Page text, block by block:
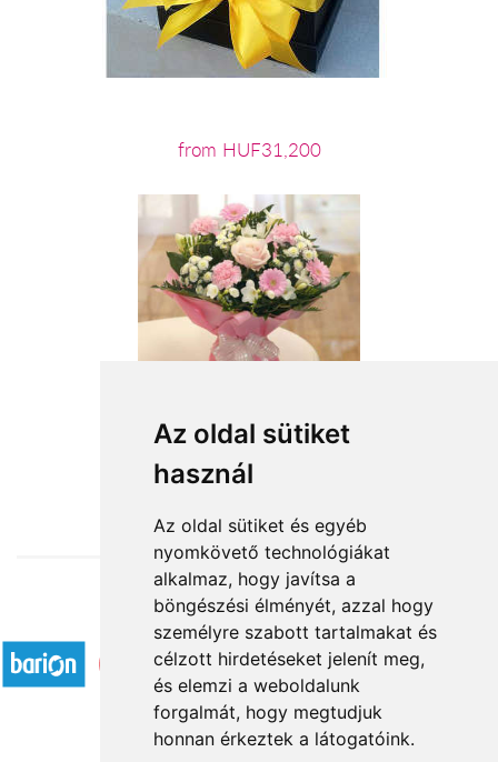
Az oldal sütiket
használ
Az oldal sütiket és egyéb
nyomkövető technológiákat
alkalmaz, hogy javítsa a
böngészési élményét, azzal hogy
személyre szabott tartalmakat és
célzott hirdetéseket jelenít meg,
és elemzi a weboldalunk
forgalmát, hogy megtudjuk
honnan érkeztek a látogatóink.
from HUF31,200
from HUF24,800
Accepted payment methods